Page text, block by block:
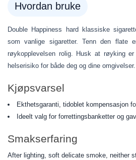
Hvordan bruke
Double Happiness hard klassiske
som vanlige sigaretter. Tenn den flate
røykopplevelsen rolig. Husk at røyking
helserisiko for både deg og dine omgivelser.
Kjøpsvarsel
Ekthetsgaranti, tidoblet kompensasjon
Ideelt valg for forrettingsbanketter og
Smakserfaring
After lighting, soft delicate smoke, neither